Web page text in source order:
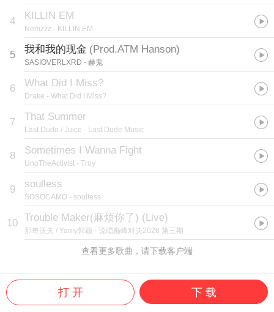
4 KILLIN EM
Nemzzz - KILLIN EM
5 我和我的现金 (Prod.ATM Hanson)
SASIOVERLXRD - 赫鬼
6 What Did I Miss?
Drake - What Did I Miss?
7 That Summer
Last Dude / Juice - Last Dude Music
8 Sometimes I Wanna Fight
UnoTheActivist - Troy
9 soulless
SOSOCAMO - soulless
10 Trouble Maker(麻烦你了) (Live)
那奇沃夫 / Yamy郭颖 - 说唱巅峰对决2026 第三期
查看更多歌曲，请下载客户端
打 开 下 载